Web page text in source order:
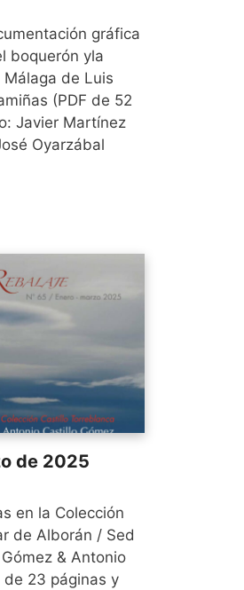
gráfica
boquerón yla
de Luis
(PDF de 52
Javier Martínez
Oyarzábal
de 2025
en la Colección
de Alborán / Sed
& Antonio
de 23 páginas y